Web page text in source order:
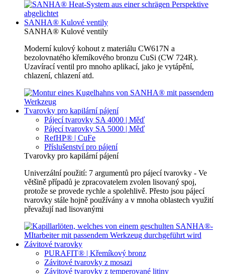
SANHA® Kulové ventily
SANHA® Kulové ventily
Moderní kulový kohout z materiálu CW617N a
bezolovnatého křemíkového bronzu CuSi (CW 724R).
Uzavírací ventil pro mnoho aplikací, jako je vytápění,
chlazení, chlazení atd.
Tvarovky pro kapilární pájení
Pájecí tvarovky SA 4000 | Měď
Pájecí tvarovky SA 5000 | Měď
RefHP® | CuFe
Příslušenství pro pájení
Tvarovky pro kapilární pájení
Univerzální použití: 7 argumentů pro pájecí tvarovky - Ve
většině případů je zpracovatelem zvolen lisovaný spoj,
protože se provede rychle a spolehlivě. Přesto jsou pájecí
tvarovky stále hojně používány a v mnoha oblastech využití
převažují nad lisovanými
Závitové tvarovky
PURAFIT® | Křemíkový bronz
Závitové tvarovky z mosazi
Závitové tvarovky z temperované litiny